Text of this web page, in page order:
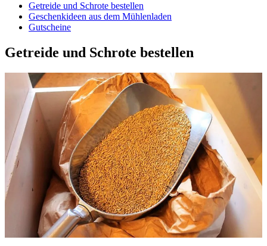
Getreide und Schrote bestellen
Geschenkideen aus dem Mühlenladen
Gutscheine
Getreide und Schrote bestellen